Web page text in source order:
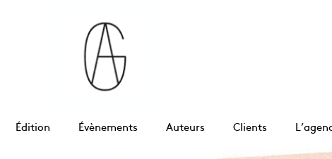
Édition Évènements Auteurs Clients